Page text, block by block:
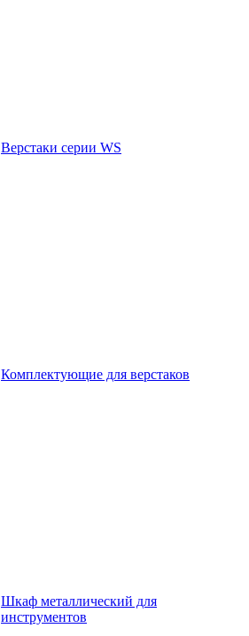
Верстаки серии WS
Комплектующие для верстаков
Шкаф металлический для
инструментов